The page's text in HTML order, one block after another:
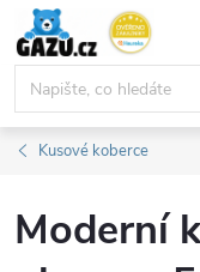
Přejít
obsah
Kusové koberce
Moderní